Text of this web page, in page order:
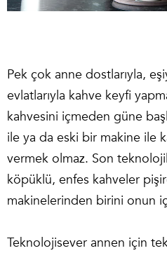
Pek çok anne dostlarıyla,
evlatlarıyla kahve keyfi
kahvesini içmeden güne
ile ya da eski bir makine ile
vermek olmaz. Son
köpüklü, enfes kahveler
makinelerinden birini onun
Teknolojisever annen için